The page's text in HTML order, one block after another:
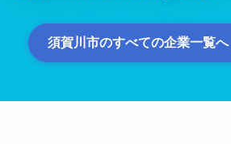
須賀川市のすべての企業一覧へ